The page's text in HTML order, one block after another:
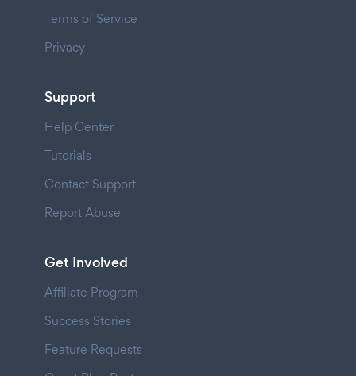
Terms of Service
Privacy
Support
Help Center
Tutorials
Contact Support
Report Abuse
Get Involved
Affiliate Program
Success Stories
Feature Requests